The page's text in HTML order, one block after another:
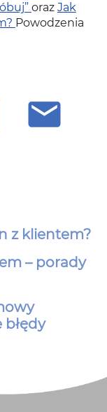
oraz Jak
Powodzenia
z klientem?
– porady
błędy